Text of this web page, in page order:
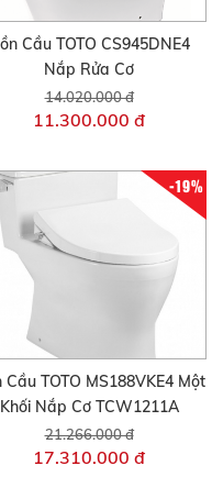
Cầu TOTO CS945DNE4
Nắp Rửa Cơ
14.020.000 đ
11.300.000 đ
-19%
Cầu TOTO MS188VKE4 Một
Khối Nắp Cơ TCW1211A
21.266.000 đ
17.310.000 đ